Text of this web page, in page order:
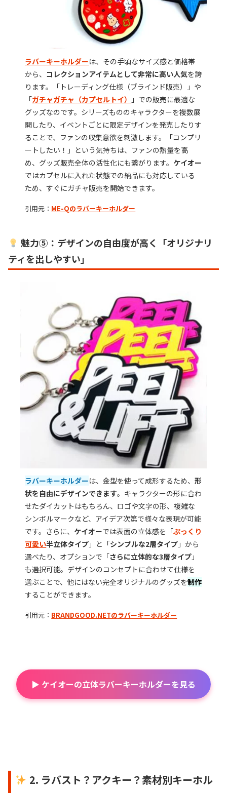
ラバーキーホルダーは、その手頃なサイズ感と価格帯
から、 コレクションアイテムとして非常に高い人気を誇
ります。「トレーディング仕様（ブラインド販売）」や
「ガチャガチャ（カプセルトイ）
」での販売に最適な
グッズなのです。シリーズもののキャラクターを複数展
開したり、イベントごとに限定デザインを発売したりす
ることで、ファンの収集意欲を刺激します。「コンプリ
ートしたい！」という気持ちは、ファンの熱量を高
め、グッズ販売全体の活性化にも繋がります。 ケイオー
ではカプセルに入れた状態での納品にも対応している
ため、すぐにガチャ販売を開始できます。
引用元： ME-Qのラバーキーホルダー
魅力⑤：デザインの自由度が高く「オリジナリ
ティを出しやすい」
ラバーキーホルダーは、金型を使って成形するため、形
状を自由にデザインできます。キャラクターの形に合わ
せたダイカットはもちろん、ロゴや文字の形、複雑な
シンボルマークなど、アイデア次第で様々な表現が可能
です。さらに、 ケイオーでは表面の立体感を「ぷっくり
可愛い半立体タイプ 」と「シンプルな2層タイプ 」から
選べたり、オプションで「さらに立体的な3層タイプ 」
も選択可能。デザインのコンセプトに合わせて仕様を
選ぶことで、他にはない完全オリジナルのグッズを制作
することができます。
引用元： BRANDGOOD.NETのラバーキーホルダー
▶ ケイオーの立体ラバーキーホルダーを見る
2. ラバスト？アクキー？素材別キーホル